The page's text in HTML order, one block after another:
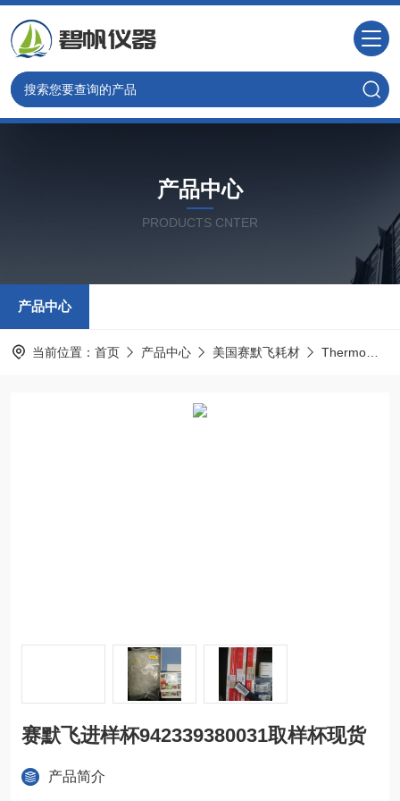
产品中心
PRODUCTS CNTER
产品中心
当前位置： 首页 产品中心 美国赛默飞耗材 Thermo热电配件耗材
赛默飞进样杯942339380031取样杯现货
产品简介